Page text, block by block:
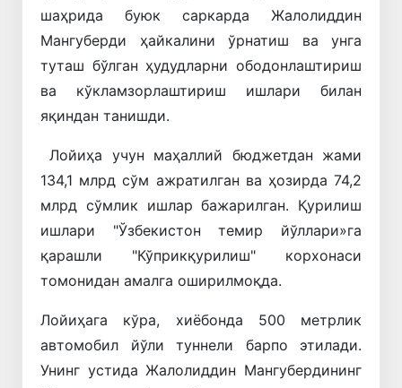
шаҳрида буюк саркарда Жалолиддин
Мангуберди ҳайкалини ўрнатиш ва унга
туташ бўлган ҳудудларни ободонлаштириш
ва кўкламзорлаштириш ишлари билан
яқиндан танишди.
Лойиҳа учун маҳаллий бюджетдан жами
134,1 млрд сўм ажратилган ва ҳозирда 74,2
млрд сўмлик ишлар бажарилган. Қурилиш
ишлари "Ўзбекистон темир йўллари»га
қарашли "Кўприкқурилиш" корхонаси
томонидан амалга оширилмоқда.
Лойиҳага кўра, хиёбонда 500 метрлик
автомобил йўли туннели барпо этилади.
Унинг устида Жалолиддин Мангубердининг